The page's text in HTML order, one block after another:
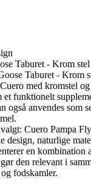
Taburet - Krom
med kromstel
et funktionelt
også anvendes som
Cuero Pampa
design, naturlige
en kombination
den relevant i
fodskamler.